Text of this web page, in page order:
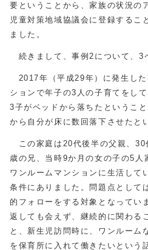
要ということから、家族の状況の
児童対策地域協議会に登録するこ
ました。
続きまして、事例2について、3
2017年（平成29年）に発生した
ションで年子の3人の子育てをし
3子がベッドから落ちたというこ
から自分が床に数回落下させたと
この家庭は20代後半の父親、30
歳の兄、当時9か月の女の子の5人
ワンルームマンションに生活して
条件にありました。問題点として
的フォローをする対象となってい
返しても会えず、継続的に関わる
と、新生児訪問時に、ワンルーム
を保育所に入れて働きたいという